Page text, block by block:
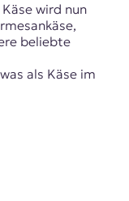
wird nun
beliebte
als Käse im